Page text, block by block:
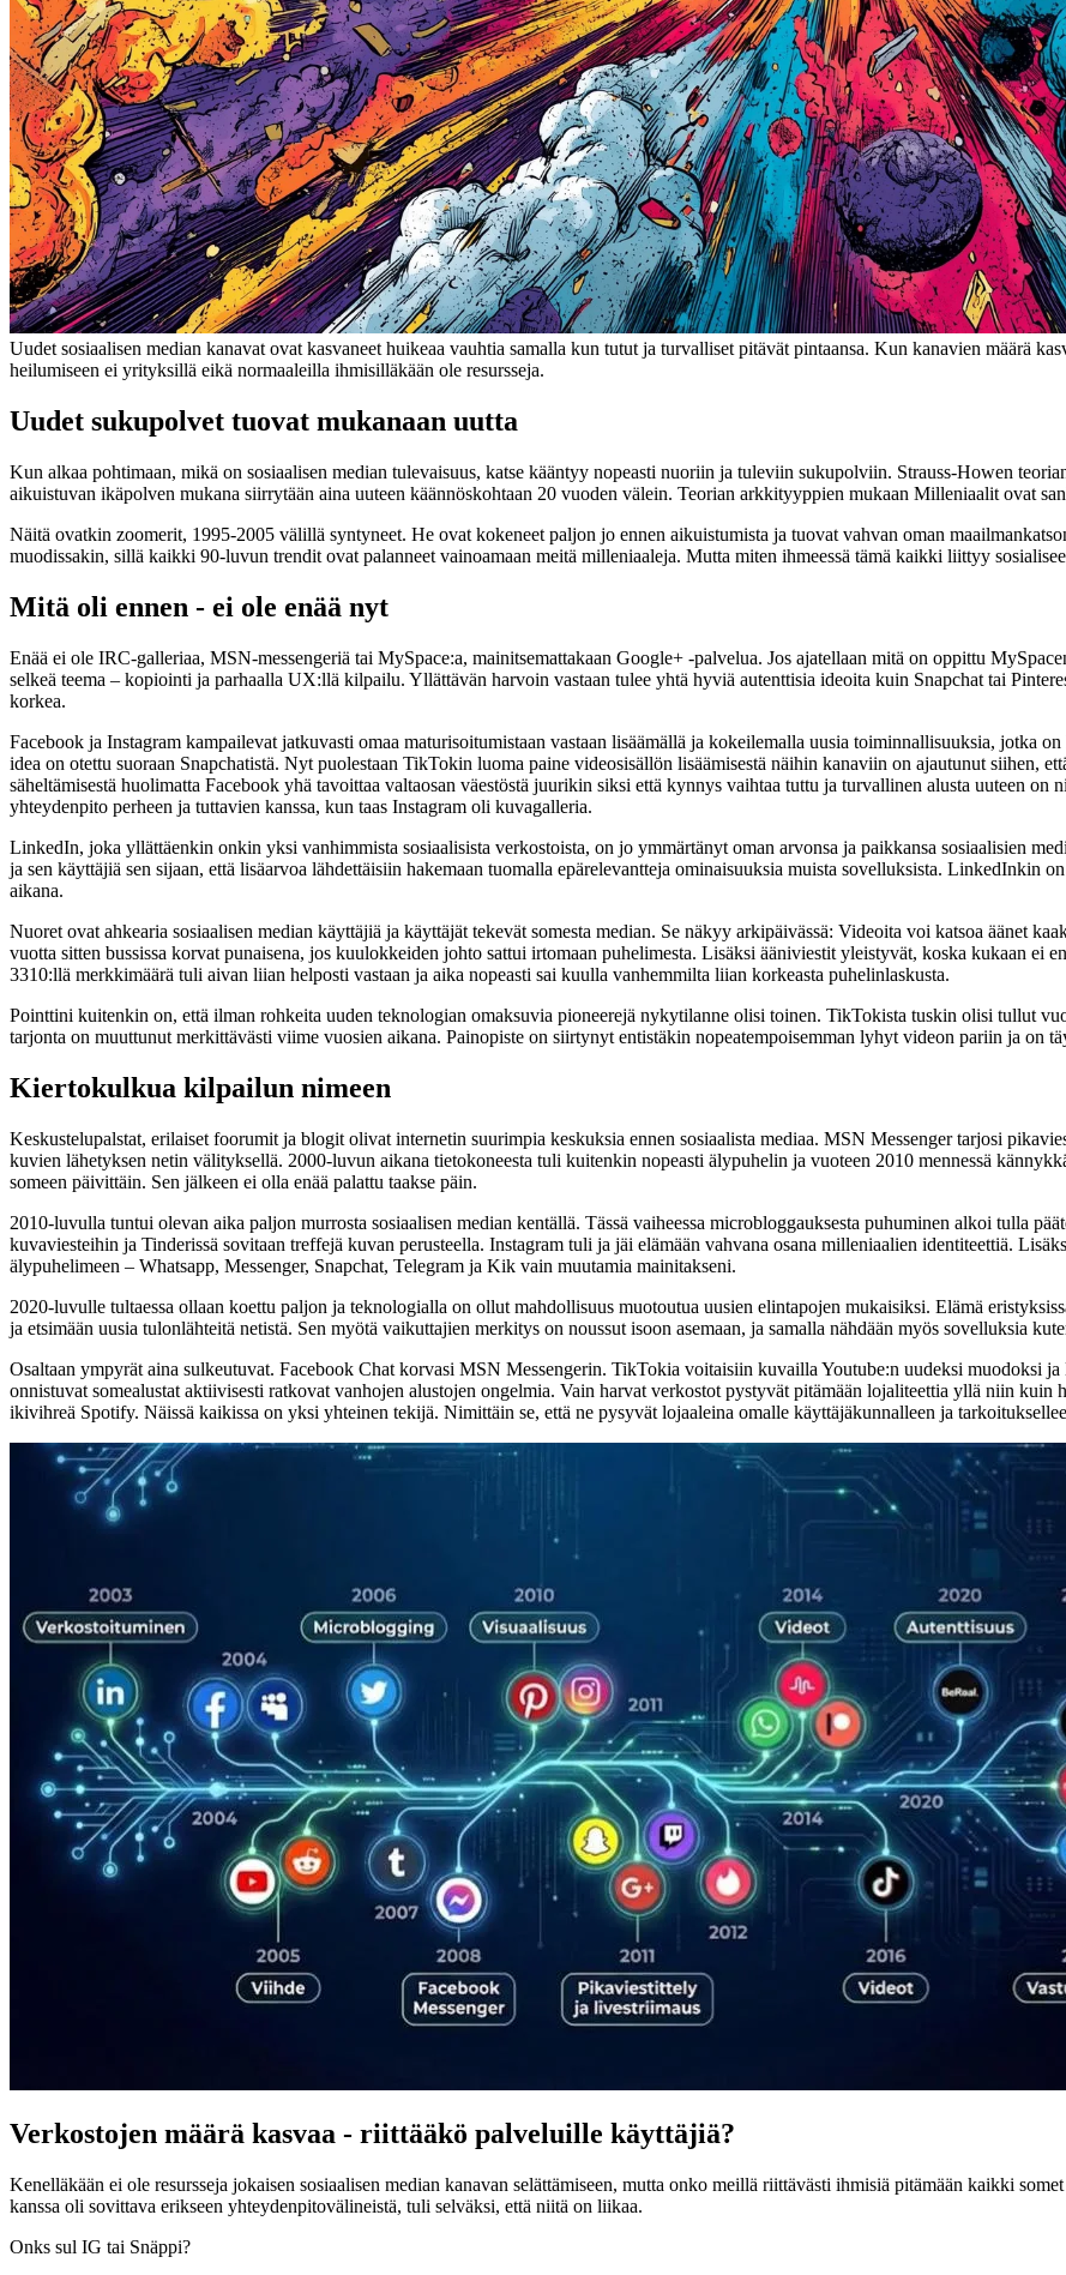
Uudet sosiaalisen median kanavat ovat kasvaneet huikeaa vauhtia samalla kun tutut ja turvalliset pitävät pintaansa. Kun kanavien määrä
heilumiseen ei yrityksillä eikä normaaleilla ihmisilläkään ole resursseja.
Uudet sukupolvet tuovat mukanaan uutta
Kun alkaa pohtimaan, mikä on sosiaalisen median tulevaisuus, katse kääntyy nopeasti nuoriin ja tuleviin sukupolviin. Strauss-Howen
aikuistuvan ikäpolven mukana siirrytään aina uuteen käännöskohtaan 20 vuoden välein. Teorian arkkityyppien mukaan Milleniaalit ovat
Näitä ovatkin zoomerit, 1995-2005 välillä syntyneet. He ovat kokeneet paljon jo ennen aikuistumista ja tuovat vahvan oman
muodissakin, sillä kaikki 90-luvun trendit ovat palanneet vainoamaan meitä milleniaaleja. Mutta miten ihmeessä tämä kaikki liittyy
Mitä oli ennen - ei ole enää nyt
Enää ei ole IRC-galleriaa, MSN-messengeriä tai MySpace:a, mainitsemattakaan Google+ -palvelua. Jos ajatellaan mitä on oppittu
selkeä teema – kopiointi ja parhaalla UX:llä kilpailu. Yllättävän harvoin vastaan tulee yhtä hyviä autenttisia ideoita kuin Snapchat tai
korkea.
Facebook ja Instagram kampailevat jatkuvasti omaa maturisoitumistaan vastaan lisäämällä ja kokeilemalla uusia toiminnallisuuksia, jotka
idea on otettu suoraan Snapchatistä. Nyt puolestaan TikTokin luoma paine videosisällön lisäämisestä näihin kanaviin on ajautunut siihen,
säheltämisestä huolimatta Facebook yhä tavoittaa valtaosan väestöstä juurikin siksi että kynnys vaihtaa tuttu ja turvallinen alusta uuteen
yhteydenpito perheen ja tuttavien kanssa, kun taas Instagram oli kuvagalleria.
LinkedIn, joka yllättäenkin onkin yksi vanhimmista sosiaalisista verkostoista, on jo ymmärtänyt oman arvonsa ja paikkansa sosiaalisien
ja sen käyttäjiä sen sijaan, että lisäarvoa lähdettäisiin hakemaan tuomalla epärelevantteja ominaisuuksia muista sovelluksista. LinkedInkin
aikana.
Nuoret ovat ahkearia sosiaalisen median käyttäjiä ja käyttäjät tekevät somesta median. Se näkyy arkipäivässä: Videoita voi katsoa äänet
vuotta sitten bussissa korvat punaisena, jos kuulokkeiden johto sattui irtomaan puhelimesta. Lisäksi ääniviestit yleistyvät, koska kukaan ei
3310:llä merkkimäärä tuli aivan liian helposti vastaan ja aika nopeasti sai kuulla vanhemmilta liian korkeasta puhelinlaskusta.
Pointtini kuitenkin on, että ilman rohkeita uuden teknologian omaksuvia pioneerejä nykytilanne olisi toinen. TikTokista tuskin olisi tullut
tarjonta on muuttunut merkittävästi viime vuosien aikana. Painopiste on siirtynyt entistäkin nopeatempoisemman lyhyt videon pariin ja on
Kiertokulkua kilpailun nimeen
Keskustelupalstat, erilaiset foorumit ja blogit olivat internetin suurimpia keskuksia ennen sosiaalista mediaa. MSN Messenger tarjosi
kuvien lähetyksen netin välityksellä. 2000-luvun aikana tietokoneesta tuli kuitenkin nopeasti älypuhelin ja vuoteen 2010 mennessä
someen päivittäin. Sen jälkeen ei olla enää palattu taakse päin.
2010-luvulla tuntui olevan aika paljon murrosta sosiaalisen median kentällä. Tässä vaiheessa microbloggauksesta puhuminen alkoi tulla
kuvaviesteihin ja Tinderissä sovitaan treffejä kuvan perusteella. Instagram tuli ja jäi elämään vahvana osana milleniaalien identiteettiä.
älypuhelimeen – Whatsapp, Messenger, Snapchat, Telegram ja Kik vain muutamia mainitakseni.
2020-luvulle tultaessa ollaan koettu paljon ja teknologialla on ollut mahdollisuus muotoutua uusien elintapojen mukaisiksi. Elämä
ja etsimään uusia tulonlähteitä netistä. Sen myötä vaikuttajien merkitys on noussut isoon asemaan, ja samalla nähdään myös sovelluksia
Osaltaan ympyrät aina sulkeutuvat. Facebook Chat korvasi MSN Messengerin. TikTokia voitaisiin kuvailla Youtube:n uudeksi muodoksi
onnistuvat somealustat aktiivisesti ratkovat vanhojen alustojen ongelmia. Vain harvat verkostot pystyvät pitämään lojaliteettia yllä niin kuin
ikivihreä Spotify. Näissä kaikissa on yksi yhteinen tekijä. Nimittäin se, että ne pysyvät lojaaleina omalle käyttäjäkunnalleen ja
Verkostojen määrä kasvaa - riittääkö palveluille käyttäjiä?
Kenelläkään ei ole resursseja jokaisen sosiaalisen median kanavan selättämiseen, mutta onko meillä riittävästi ihmisiä pitämään kaikki
kanssa oli sovittava erikseen yhteydenpitovälineistä, tuli selväksi, että niitä on liikaa.
Onks sul IG tai Snäppi?